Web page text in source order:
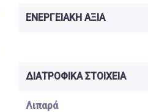
ΕΝΕΡΓΕΙΑΚΗ ΑΞΙΑ
ΔΙΑΤΡΟΦΙΚΑ ΣΤΟΙΧΕΙΑ
Λιπαρά